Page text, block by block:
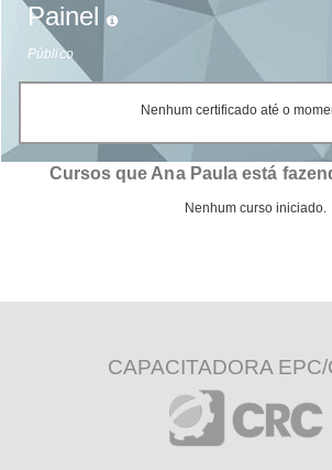
Painel
Público
Nenhum certificado até o
Cursos que Ana Paula está
Nenhum curso iniciado.
CAPACITADORA